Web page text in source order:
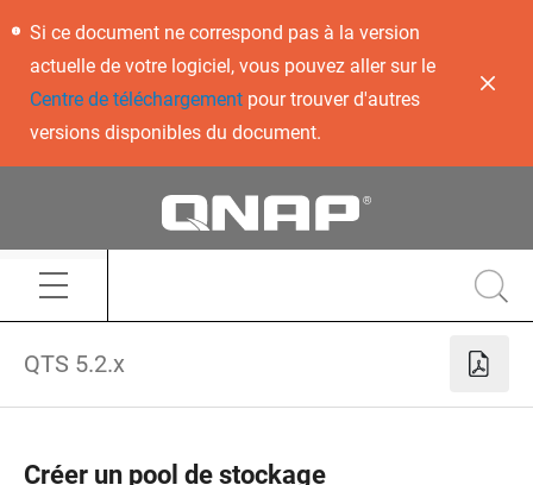
Si ce document ne correspond pas à la version
actuelle de votre logiciel, vous pouvez aller sur le
Centre de téléchargementpour trouver d'autres
versions disponibles du document.
QTS 5.2.x
Créer un pool de stockage